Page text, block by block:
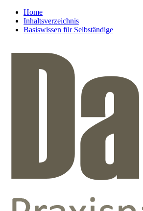
Home
Inhaltsverzeichnis
Basiswissen für Selbständige